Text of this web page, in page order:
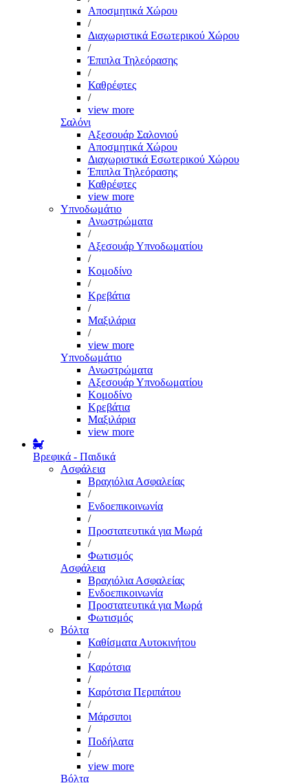
Αποσμητικά Χώρου
/
Διαχωριστικά Εσωτερικού Χώρου
/
Έπιπλα Τηλεόρασης
/
Καθρέφτες
/
view more
Σαλόνι
Αξεσουάρ Σαλονιού
Αποσμητικά Χώρου
Διαχωριστικά Εσωτερικού Χώρου
Έπιπλα Τηλεόρασης
Καθρέφτες
view more
Υπνοδωμάτιο
Ανωστρώματα
/
Αξεσουάρ Υπνοδωματίου
/
Κομοδίνο
/
Κρεβάτια
/
Μαξιλάρια
/
view more
Υπνοδωμάτιο
Ανωστρώματα
Αξεσουάρ Υπνοδωματίου
Κομοδίνο
Κρεβάτια
Μαξιλάρια
view more
Βρεφικά - Παιδικά
Ασφάλεια
Βραχιόλια Ασφαλείας
/
Ενδοεπικοινωνία
/
Προστατευτικά για Μωρά
/
Φωτισμός
Ασφάλεια
Βραχιόλια Ασφαλείας
Ενδοεπικοινωνία
Προστατευτικά για Μωρά
Φωτισμός
Βόλτα
Καθίσματα Αυτοκινήτου
/
Καρότσια
/
Καρότσια Περιπάτου
/
Μάρσιποι
/
Ποδήλατα
/
view more
Βόλτα